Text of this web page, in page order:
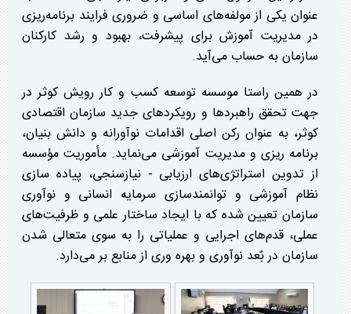
عنوان یکی از مولفه‌های اساسی و ضروری فرایند برنامه‌ریزی
در مدیریت آموزش برای پیشرفت، بهبود و رشد کارکنان
سازمان به حساب می‌آید.
در همین راستا موسسه توسعه کسب و کار رویش کوثر در
جهت تحقق راهبرد‌ها و رویکرد‌های جدید سازمان اقتصادی
کوثر، به عنوان رکن اصلی اقدامات نوآورانه و دانش بنیان،
برنامه ریزی و مدیریت آموزشی می‌نماید. مأموریت مؤسسه
از تدوین استراتژی‌های ارزیابی - نیازسنجی، پیاده سازی
نظام آموزشی و توانمندسازی سرمایه انسانی و نوآوری
سازمان تعیین شده که با ایجاد ساختار علمی و ظرفیت‌های
عملی، قدم‌های اجرایی و عملیاتی را به سوی متعالی شدن
سازمان در بٌعد نوآوری و بهره وری از منابع بر می‌دارد.